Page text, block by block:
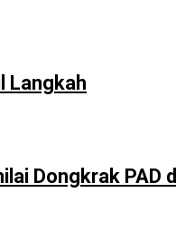
Langkah
Dongkrak PAD